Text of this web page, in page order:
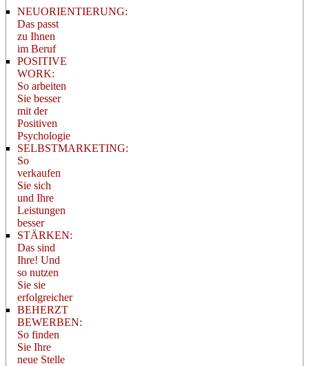
NEUORIENTIERUNG:
Das passt
zu Ihnen
im Beruf
POSITIVE
WORK:
So arbeiten
Sie besser
mit der
Positiven
Psychologie
SELBSTMARKETING:
So
verkaufen
Sie sich
und Ihre
Leistungen
besser
STÄRKEN:
Das sind
Ihre! Und
so nutzen
Sie sie
erfolgreicher
BEHERZT
BEWERBEN:
So finden
Sie Ihre
neue Stelle